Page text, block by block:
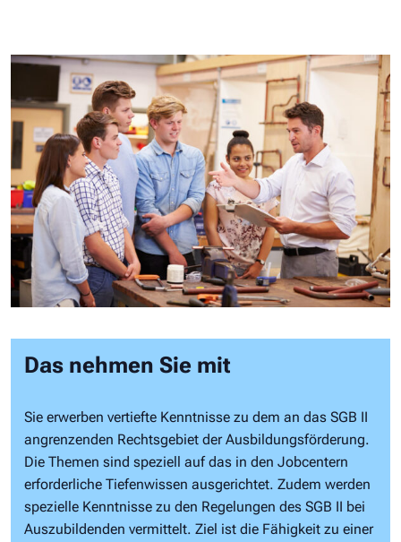
Das nehmen Sie mit
Sie erwerben vertiefte Kenntnisse zu dem an das SGB II
angrenzenden Rechtsgebiet der Ausbildungsförderung.
Die Themen sind speziell auf das in den Jobcentern
erforderliche Tiefenwissen ausgerichtet. Zudem werden
spezielle Kenntnisse zu den Regelungen des SGB II bei
Auszubildenden vermittelt. Ziel ist die Fähigkeit zu einer